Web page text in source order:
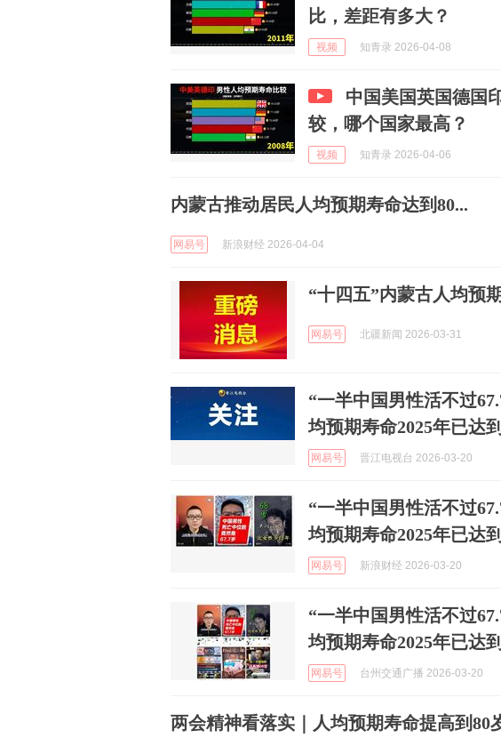
比，差距有多大？
视频 知青录 2026-04-08
中国美国英国德国
较，哪个国家最高？
视频 知青录 2026-04-06
内蒙古推动居民人均预期寿命达到80...
网易号 新浪财经 2026-04-04
“十四五”内蒙古人均预
网易号 北疆新闻 2026-03-31
“一半中国男性活不过
均预期寿命2025年已达
网易号 晋江电视台 2026-03-20
“一半中国男性活不过
均预期寿命2025年已达
网易号 新浪财经 2026-03-20
“一半中国男性活不过
均预期寿命2025年已达
网易号 台州交通广播 2026-03-20
两会精神看落实｜人均预期寿命提高到80